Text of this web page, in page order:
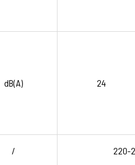
dB(A) 24
/ 220-